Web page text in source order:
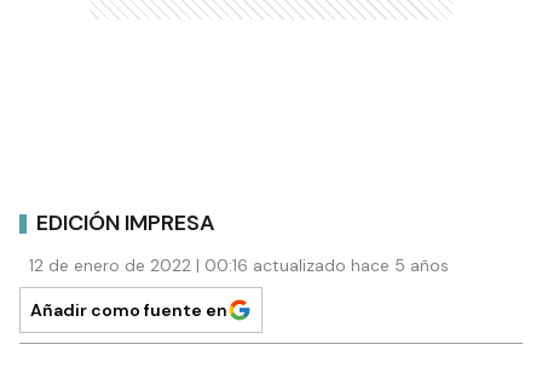
EDICIÓN IMPRESA
12 de enero de 2022 | 00:16 actualizado hace 5 años
Añadir como fuente en